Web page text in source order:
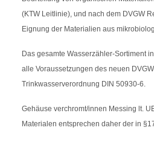
(KTW Leitlinie), und nach dem DVGW
Eignung der Materialien aus
Das gesamte Wasserzähler-Sortiment
alle Voraussetzungen des neuen
Trinkwasserverordnung DIN 50930-6.
Gehäuse verchromt/innen Messing lt.
Materialen entsprechen daher der in